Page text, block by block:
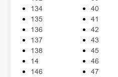
134
135
136
137
138
14
146
40
41
42
43
45
46
47